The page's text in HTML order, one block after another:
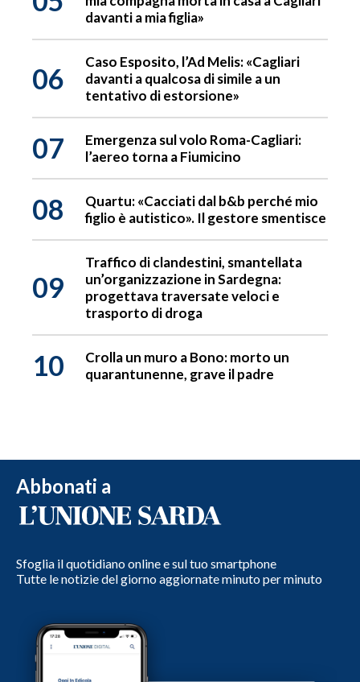
davanti a mia figlia»
06
Caso Esposito, l’Ad Melis: «Cagliari
davanti a qualcosa di simile a un
tentativo di estorsione»
07
Emergenza sul volo Roma-Cagliari:
l’aereo torna a Fiumicino
08
Quartu: «Cacciati dal b&b perché mio
figlio è autistico». Il gestore smentisce
09
Traffico di clandestini, smantellata
un’organizzazione in Sardegna:
progettava traversate veloci e
trasporto di droga
10
Crolla un muro a Bono: morto un
quarantunenne, grave il padre
Abbonati a
Sfoglia il quotidiano online e sul tuo smartphone
Tutte le notizie del giorno aggiornate minuto per minuto